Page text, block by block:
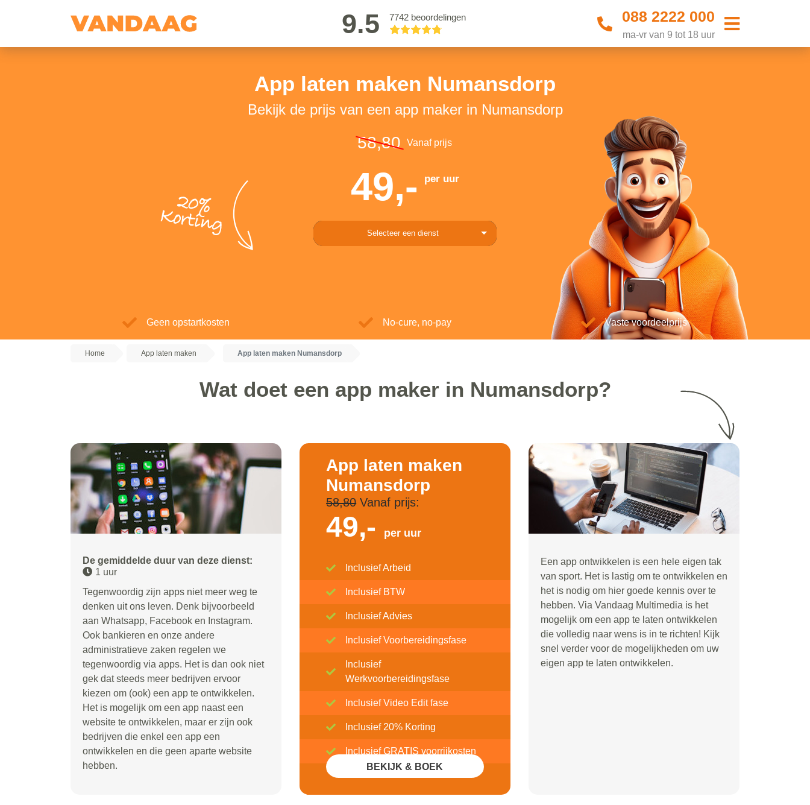
9.5 7742 beoordelingen 088 2222 000
ma-vr van 9 tot 18 uur
App laten maken Numansdorp
Bekijk de prijs van een app maker in Numansdorp
20%
Korting
58,80 Vanaf prijs
49,- per uur
Selecteer een dienst
Geen opstartkosten No-cure, no-pay Vaste voordeelprijs
Home App laten maken App laten maken Numansdorp
Wat doet een app maker in Numansdorp?
De gemiddelde duur van deze dienst:
1 uur
Tegenwoordig zijn apps niet meer weg te
denken uit ons leven. Denk bijvoorbeeld
aan Whatsapp, Facebook en Instagram.
Ook bankieren en onze andere
administratieve zaken regelen we
tegenwoordig via apps. Het is dan ook niet
gek dat steeds meer bedrijven ervoor
kiezen om (ook) een app te ontwikkelen.
Het is mogelijk om een app naast een
website te ontwikkelen, maar er zijn ook
bedrijven die enkel een app een
ontwikkelen en die geen aparte website
hebben.
App laten maken
Numansdorp
58,80Vanaf prijs:
49,- per uur
Inclusief Arbeid
Inclusief BTW
Inclusief Advies
Inclusief Voorbereidingsfase
Inclusief
Werkvoorbereidingsfase
Inclusief Video Edit fase
Inclusief 20% Korting
Inclusief GRATIS voorrijkosten
BEKIJK & BOEK
Een app ontwikkelen is een hele eigen tak
van sport. Het is lastig om te ontwikkelen en
het is nodig om hier goede kennis over te
hebben. Via Vandaag Multimedia is het
mogelijk om een app te laten ontwikkelen
die volledig naar wens is in te richten! Kijk
snel verder voor de mogelijkheden om uw
eigen app te laten ontwikkelen.